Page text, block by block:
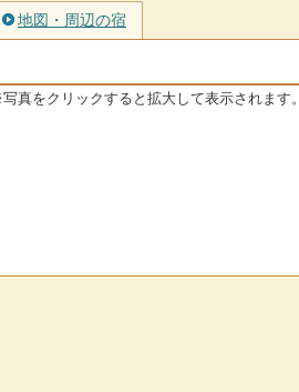
地図・周辺の宿
真をクリックすると拡大して表示されます。